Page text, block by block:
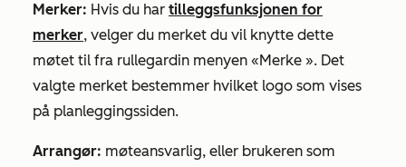
Merker: Hvis du har tilleggsfunksjonen for
merker, velger du merket du vil knytte dette
møtet til fra rullegardin menyen «Merke ». Det
valgte merket bestemmer hvilket logo som vises
på planleggingssiden.
Arrangør: møteansvarlig, eller brukeren som